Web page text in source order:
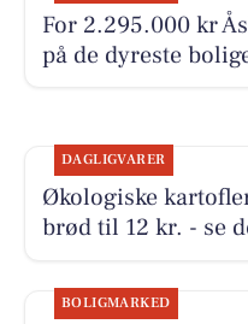
For 2.295.000 kr
på de dyreste
DAGLIGVARER
Økologiske
brød til 12 kr. - se
BOLIGMARKED